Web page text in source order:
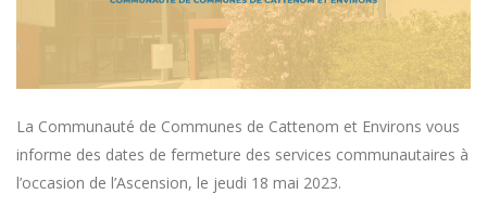
La Communauté de Communes de Cattenom et Environs vous
informe des dates de fermeture des services communautaires à
l’occasion de l’Ascension, le jeudi 18 mai 2023.